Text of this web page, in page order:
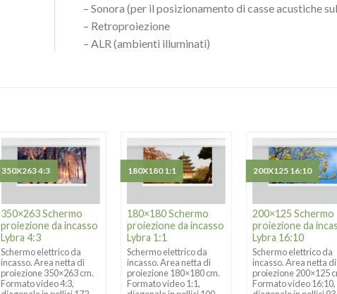
– Sonora (per il posizionamento di casse acustiche
– Retroproiezione
– ALR (ambienti illuminati)
350×263 Schermo
proiezione da incasso
Lybra 4:3
Schermo elettrico da
incasso. Area netta di
proiezione 350×263 cm.
Formato video 4:3,
350X263 4:3
180×180 Schermo
proiezione da incasso
Lybra 1:1
Schermo elettrico da
incasso. Area netta di
proiezione 180×180 cm.
Formato video 1:1,
180X180 1:1
200×125 Schermo
proiezione da
Lybra 16:10
Schermo elettrico da
incasso. Area netta di
proiezione 200×125
Formato video 16:10,
200X125 16:10